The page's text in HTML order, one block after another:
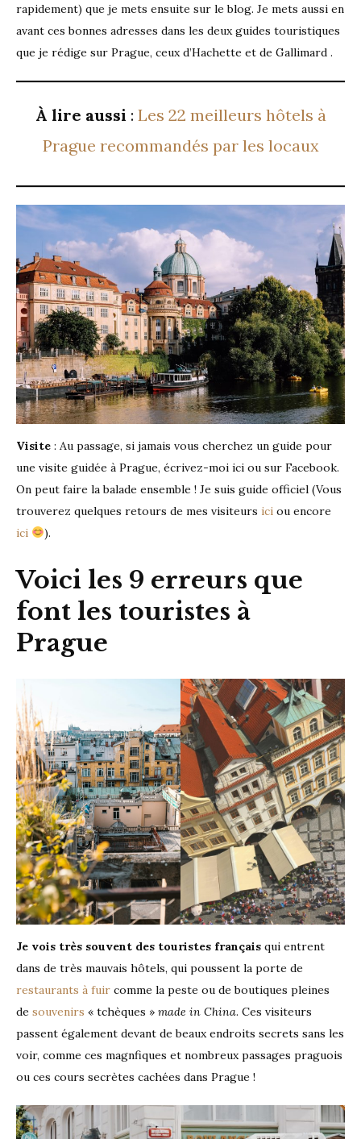
rapidement) que je mets ensuite sur le blog. Je mets aussi en
avant ces bonnes adresses dans les deux guides touristiques
que je rédige sur Prague, ceux d’Hachette et de Gallimard .
À lire aussi : Les 22 meilleurs hôtels à
Prague recommandés par les locaux
Visite : Au passage, si jamais vous cherchez un guide pour
une visite guidée à Prague, écrivez-moi ici ou sur Facebook.
On peut faire la balade ensemble ! Je suis guide officiel (Vous
trouverez quelques retours de mes visiteurs ici ou encore
ici
).
Voici les 9 erreurs que
font les touristes à
Prague
Je vois très souvent des touristes français qui entrent
dans de très mauvais hôtels, qui poussent la porte de
restaurants à fuir comme la peste ou de boutiques pleines
de souvenirs « tchèques » made in China. Ces visiteurs
passent également devant de beaux endroits secrets sans les
voir, comme ces magnfiques et nombreux passages praguois
ou ces cours secrètes cachées dans Prague !